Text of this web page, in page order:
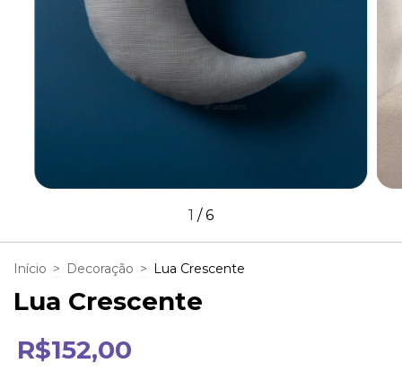
1 /6
Início > Decoração > Lua Crescente
Lua Crescente
R$152,00